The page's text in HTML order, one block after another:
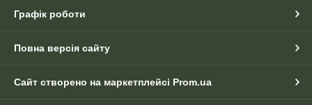
Графік роботи
Повна версія сайту
Сайт створено на маркетплейсі Prom.ua